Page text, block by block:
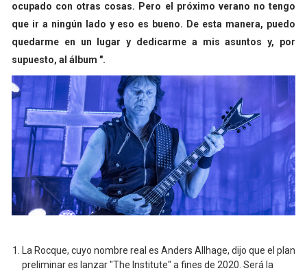
ocupado con otras cosas. Pero el próximo verano no tengo
que ir a ningún lado y eso es bueno. De esta manera, puedo
quedarme en un lugar y dedicarme a mis asuntos y, por
supuesto, al álbum ".
La Rocque, cuyo nombre real es Anders Allhage, dijo que el plan
preliminar es lanzar "The Institute" a fines de 2020. Será la